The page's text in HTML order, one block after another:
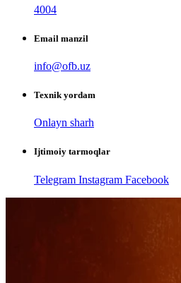
4004
Email manzil
info@ofb.uz
Texnik yordam
Onlayn sharh
Ijtimoiy tarmoqlar
Telegram Instagram Facebook